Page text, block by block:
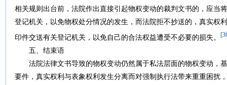
相关规则出台前，法院作出直接引起物权变动的裁判文书的，应当
登记机关，以免物权处分情况的发生，而法院拒不抄送的，真实权
印件交送有关登记机关，以免自己的合法权益遭受不必要的损失。
五、结束语
法院法律文书导致的物权变动仍然属于私法层面的物权变动，
要件，真实权利与表象权利发生分离而对强制执行法带来重重困扰